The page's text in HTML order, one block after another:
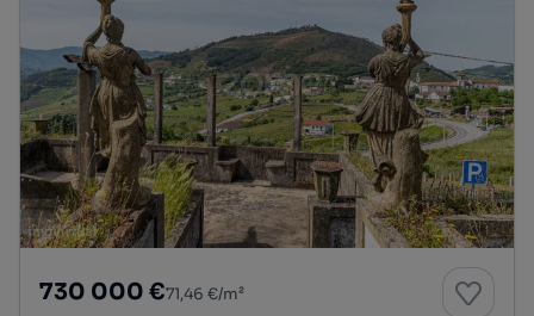
730 000 €71,46 €/m²